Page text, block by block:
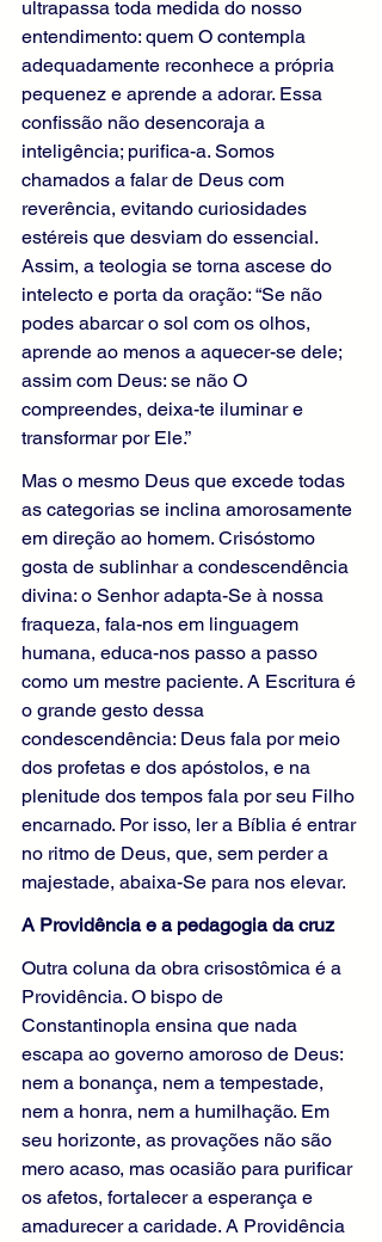
ultrapassa toda medida do nosso
entendimento: quem O contempla
adequadamente reconhece a própria
pequenez e aprende a adorar. Essa
confissão não desencoraja a
inteligência; purifica-a. Somos
chamados a falar de Deus com
reverência, evitando curiosidades
estéreis que desviam do essencial.
Assim, a teologia se torna ascese do
intelecto e porta da oração: “Se não
podes abarcar o sol com os olhos,
aprende ao menos a aquecer-se dele;
assim com Deus: se não O
compreendes, deixa-te iluminar e
transformar por Ele.”
Mas o mesmo Deus que excede todas
as categorias se inclina amorosamente
em direção ao homem. Crisóstomo
gosta de sublinhar a condescendência
divina: o Senhor adapta-Se à nossa
fraqueza, fala-nos em linguagem
humana, educa-nos passo a passo
como um mestre paciente. A Escritura é
o grande gesto dessa
condescendência: Deus fala por meio
dos profetas e dos apóstolos, e na
plenitude dos tempos fala por seu Filho
encarnado. Por isso, ler a Bíblia é entrar
no ritmo de Deus, que, sem perder a
majestade, abaixa-Se para nos elevar.
A Providência e a pedagogia da cruz
Outra coluna da obra crisostômica é a
Providência. O bispo de
Constantinopla ensina que nada
escapa ao governo amoroso de Deus:
nem a bonança, nem a tempestade,
nem a honra, nem a humilhação. Em
seu horizonte, as provações não são
mero acaso, mas ocasião para purificar
os afetos, fortalecer a esperança e
amadurecer a caridade. A Providência